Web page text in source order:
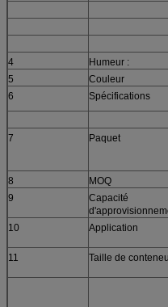
4
Humeur :
5
Couleur
6
Spécifications
7
Paquet
8
MOQ
9
Capacité
10 Application
11
Taille de